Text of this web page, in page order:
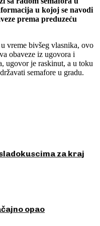
u kojoj se navodi
prema preduzeću
vreme bivšeg vlasnika, ovo
obaveze iz ugovora i
ugovor je raskinut, a u toku
semafore u gradu.
za kraj
opao